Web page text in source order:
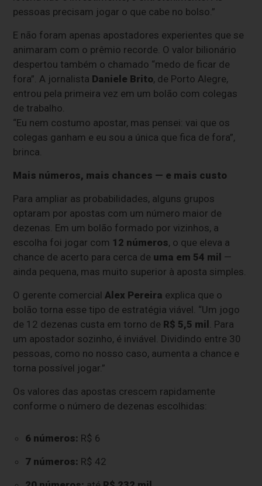
pessoas precisam jogar o que cabe no bolso.”
E não foram apenas apostadores experientes que se
animaram com o prêmio recorde. O valor bilionário
despertou também o chamado “medo de ficar de
fora”. A jornalista Daniele Brito, de Porto Alegre,
entrou pela primeira vez em um bolão com colegas
de trabalho.
“Eu nem costumo apostar, mas pensei: vai que os
colegas ganham e eu sou a única que fica de fora”,
brinca.
Mais números, mais chances — e mais custo
Para ampliar as probabilidades, alguns grupos
optaram por apostas com um número maior de
dezenas. Em um bolão formado por vizinhos, a
escolha foi jogar com 12 números, o que eleva a
chance de acerto para cerca de uma em 54 mil —
ainda pequena, mas muito superior à aposta simples.
O gerente comercialAlex Pereira explica que o
bolão torna esse tipo de estratégia viável. “Um jogo
de 12 dezenas custa em torno de R$ 5,5 mil . Para
um apostador sozinho, é inviável. Dividindo entre 30
pessoas, como no nosso caso, aumenta a chance e
torna possível jogar.”
Os valores das apostas crescem rapidamente
conforme o número de dezenas escolhidas:
6 números: R$ 6
7 números: R$ 42